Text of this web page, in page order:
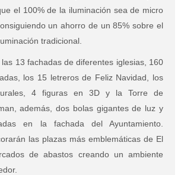
el 100% de la iluminación sea de micro
un ahorro de un 85% sobre el
tradicional.
13 fachadas de diferentes iglesias, 160
los 15 letreros de Feliz Navidad, los
4 figuras en 3D y la Torre de
además, dos bolas gigantes de luz y
en la fachada del Ayuntamiento.
las plazas más emblemáticas de El
de abastos creando un ambiente